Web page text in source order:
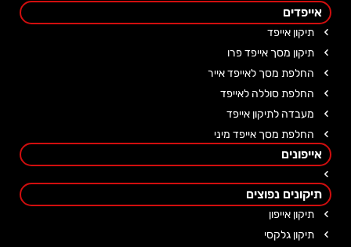
אייפדים
תיקון אייפד
תיקון מסך אייפד פרו
החלפת מסך לאייפד אייר
החלפת סוללה לאייפד
מעבדה לתיקון אייפד
החלפת מסך אייפד מיני
אייפונים
תיקונים נפוצים
תיקון אייפון
תיקון גלקסי